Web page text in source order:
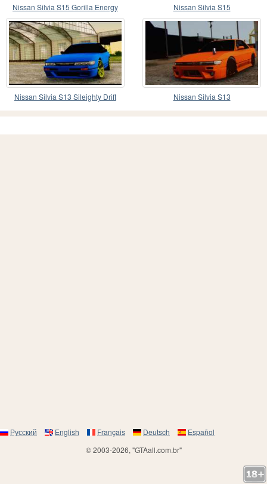
Nissan Silvia S15 Gorilla Energy Nissan Silvia S15
Nissan Silvia S13 Sileighty Drift
Nissan Silvia S13
Русский English Français Deutsch
Español
© 2003-2026, "GTAall.com.br"